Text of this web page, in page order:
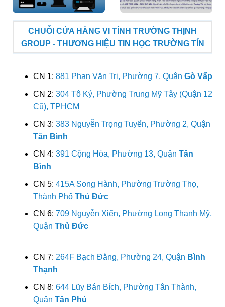
CHUỖI CỬA HÀNG VI TÍNH TRƯỜNG THỊNH
GROUP - THƯƠNG HIỆU TIN HỌC TRƯỜNG TÍN
CN 1: 881 Phan Văn Trị, Phường 7, Quận Gò Vấp
CN 2: 304 Tô Ký, Phường Trung Mỹ Tây (Quận 12
Cũ), TPHCM
CN 3: 383 Nguyễn Trọng Tuyển, Phường 2, Quận
Tân Bình
CN 4: 391 Cộng Hòa, Phường 13, Quận Tân
Bình
CN 5: 415A Song Hành, Phường Trường Thọ,
Thành Phố Thủ Đức
CN 6: 709 Nguyễn Xiển, Phường Long Thạnh Mỹ,
Quận Thủ Đức
CN 7: 264F Bạch Đằng, Phường 24, Quận Bình
Thạnh
CN 8: 644 Lũy Bán Bích, Phường Tân Thành,
Quận Tân Phú